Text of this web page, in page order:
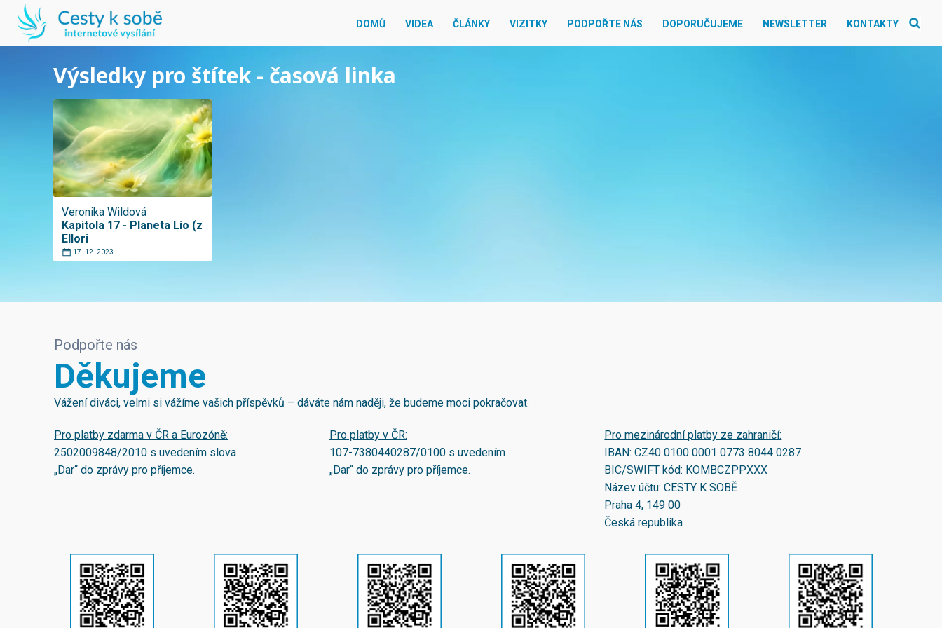
DOMŮ VIDEA ČLÁNKY VIZITKY PODPOŘTE NÁS DOPORUČUJEME NEWSLETTER KONTAKTY
Výsledky pro štítek - časová linka
Veronika Wildová
Kapitola 17 - Planeta Lio (z
Ellori
17. 12. 2023
Podpořte nás
Děkujeme
Vážení diváci, velmi si vážíme vašich příspěvků – dáváte nám naději, že budeme moci pokračovat.
Pro platby zdarma v ČR a Eurozóně:
2502009848/2010 s uvedením slova
„Dar“ do zprávy pro příjemce.
Pro platby v ČR:
107-7380440287/0100s uvedením
„Dar“ do zprávy pro příjemce.
Pro mezinárodní platby ze zahraničí:
IBAN:CZ40 0100 0001 0773 8044 0287
BIC/SWIFT kód: KOMBCZPPXXX
Název účtu: CESTY K SOBĚ
Praha 4, 149 00
Česká republika